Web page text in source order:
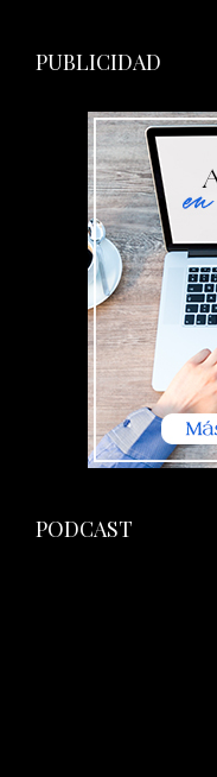
PUBLICIDAD
PODCAST